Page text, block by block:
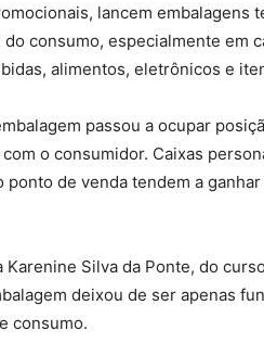
lancem embalagens
consumo, especialmente em
alimentos, eletrônicos e
passou a ocupar
o consumidor. Caixas
ponto de venda tendem a
Silva da Ponte, do
deixou de ser apenas
consumo.